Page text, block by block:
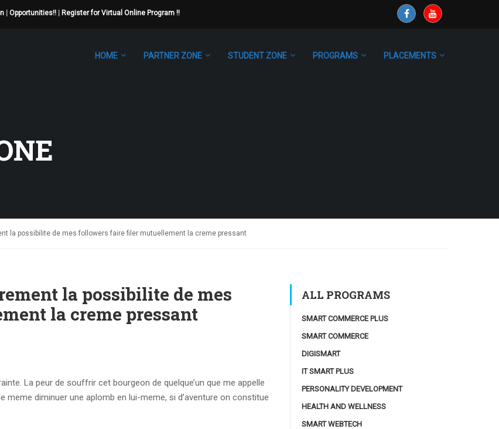
Opportunities!! Register for Virtual Online Program !!
HOME PARTNER ZONE STUDENT ZONE PROGRAMS PLACEMENTS
la possibilite de mes followers faire filer mutuellement la creme pressant
la possibilite de mes
la creme pressant
La peur de souffrir cet bourgeon de quelque’un que me appelle
meme diminuer une aplomb en lui-meme, si d’aventure on constitue
ALL PROGRAMS
SMART COMMERCE PLUS
SMART COMMERCE
DIGISMART
IT SMART PLUS
PERSONALITY DEVELOPMENT
HEALTH AND WELLNESS
SMART WEBTECH